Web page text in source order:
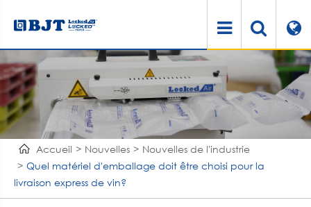
Accueil Nouvelles
Nouvelles de l'industrie
Quel matériel d'emballage doit être choisi pour la
livraison express de vin?